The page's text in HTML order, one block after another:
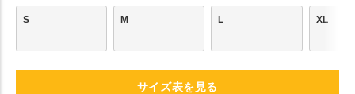
S M L XL
サイズ表を見る